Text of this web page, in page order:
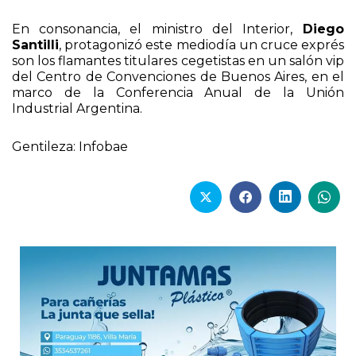
En consonancia, el ministro del Interior,Diego
Santilli, protagonizó este mediodía un cruce exprés
son los flamantes titulares cegetistas en un salón vip
del Centro de Convenciones de Buenos Aires, en el
marco de la Conferencia Anual de la Unión
Industrial Argentina.
Gentileza: Infobae